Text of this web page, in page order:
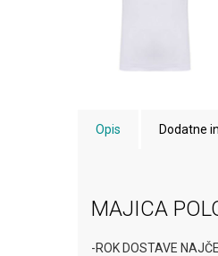
Opis Dodatne
MAJICA
-ROK DOSTAVE